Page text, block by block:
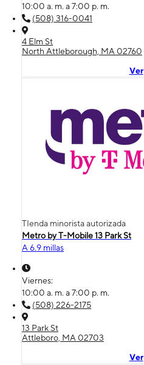
10:00 a. m. a 7:00 p. m.
(508) 316-0041
4 Elm St
North Attleborough, MA 02760
Ver
TIenda minorista autorizada
Metro by T-Mobile 13 Park St
A 6.9 millas
Viernes:
10:00 a. m. a 7:00 p. m.
(508) 226-2175
13 Park St
Attleboro, MA 02703
Ver